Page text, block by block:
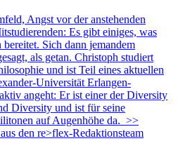
Angst vor der anstehenden
Es gibt einiges, was
Sich dann jemandem
als getan. Christoph studiert
und ist Teil eines aktuellen
Universität Erlangen-
angeht: Er ist einer der Diversity
Diversity und ist für seine
auf Augenhöhe da. >>